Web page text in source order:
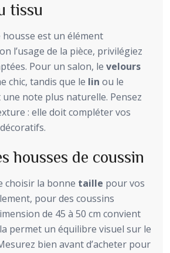
tissu
housse est un élément
l’usage de la pièce, privilégiez
Pour un salon, le velours
chic, tandis que le lin ou le
note plus naturelle. Pensez
: elle doit compléter vos
housses de coussin
choisir la bonne taille pour vos
pour des coussins
de 45 à 50 cm convient
permet un équilibre visuel sur le
bien avant d’acheter pour